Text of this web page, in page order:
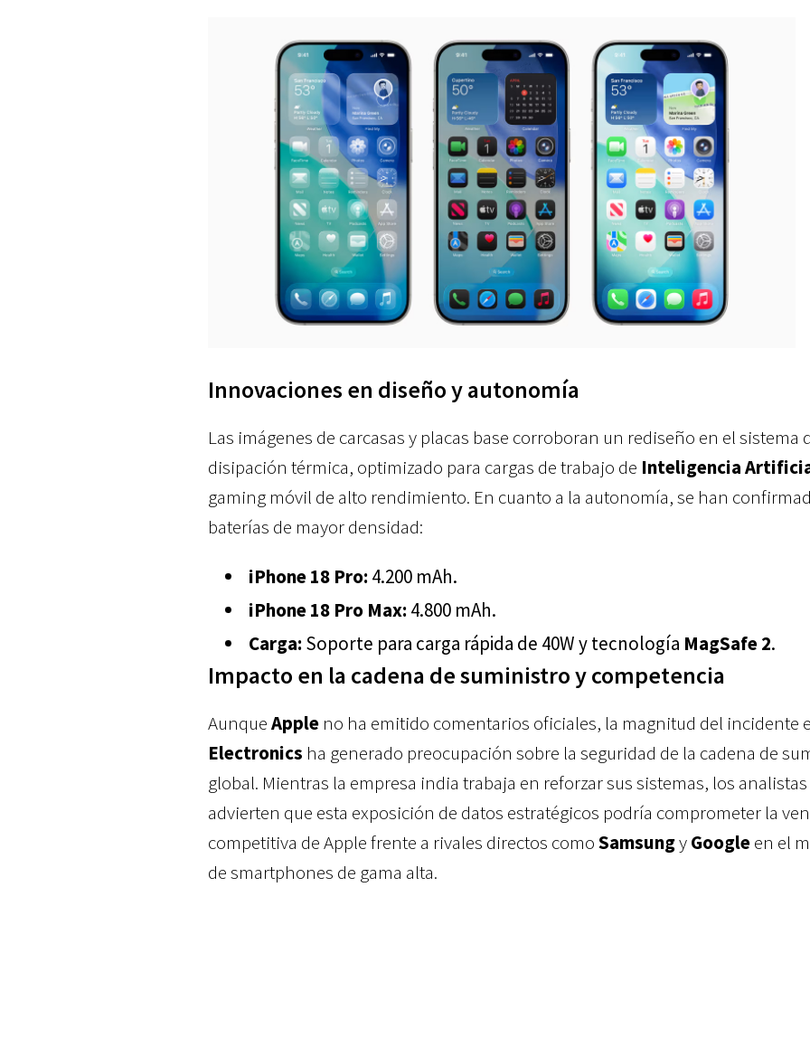
Innovaciones en diseño y autonomía
Las imágenes de carcasas y placas base corroboran un rediseño en el sistema
disipación térmica, optimizado para cargas de trabajo de Inteligencia
gaming móvil de alto rendimiento. En cuanto a la autonomía, se han
baterías de mayor densidad:
iPhone 18 Pro: 4.200 mAh.
iPhone 18 Pro Max: 4.800 mAh.
Carga: Soporte para carga rápida de 40W y tecnología MagSafe 2.
Impacto en la cadena de suministro y competencia
AunqueApple no ha emitido comentarios oficiales, la magnitud del incidente
Electronics ha generado preocupación sobre la seguridad de la cadena de
global. Mientras la empresa india trabaja en reforzar sus sistemas, los analistas
advierten que esta exposición de datos estratégicos podría comprometer la
competitiva de Apple frente a rivales directos comoSamsungyGoogleen el
de smartphones de gama alta.